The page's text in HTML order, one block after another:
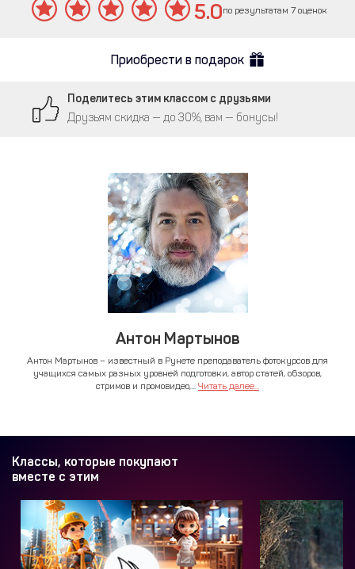
5.0по результатам 7 оценок
Приобрести в подарок
Поделитесь этим классом с друзьями
Друзьям скидка — до 30%, вам — бонусы!
Антон Мартынов
Антон Мартынов – известный в Рунете преподаватель фотокурсов для
учащихся самых разных уровней подготовки, автор статей, обзоров,
стримов и промовидео,... Читать далее...
Классы, которые покупают
вместе с этим